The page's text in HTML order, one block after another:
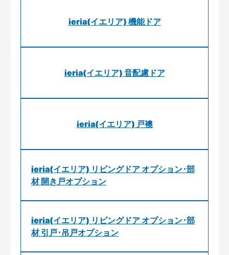
ieria(イエリア) 機能ドア
ieria(イエリア) 音配慮ドア
ieria(イエリア) 戸襖
ieria(イエリア) リビングドア オプション･部
材 開き戸オプション
ieria(イエリア) リビングドア オプション･部
材 引戸･吊戸オプション